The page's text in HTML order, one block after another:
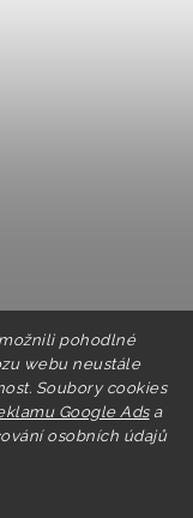
pohodlné
webu neustále
Soubory cookies
Google Adsa
osobních údajů